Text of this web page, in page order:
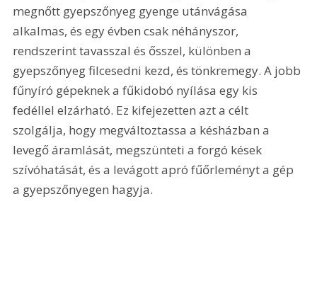
megnőtt gyepszőnyeg gyenge utánvágása
alkalmas, és egy évben csak néhányszor,
rendszerint tavasszal és ősszel, különben a
gyepszőnyeg filcesedni kezd, és tönkremegy. A jobb
fűnyíró gépeknek a fűkidobó nyílása egy kis
fedéllel elzárható. Ez kifejezetten azt a célt
szolgálja, hogy megváltoztassa a késházban a
levegő áramlását, megszünteti a forgó kések
szívóhatását, és a levágott apró fűőrleményt a gép
a gyepszőnyegen hagyja.